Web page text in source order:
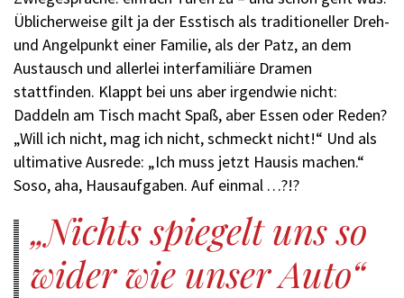
Üblicherweise gilt ja der Esstisch als traditioneller Dreh-
und Angelpunkt einer Familie, als der Patz, an dem
Austausch und allerlei interfamiliäre Dramen
stattfinden. Klappt bei uns aber irgendwie nicht:
Daddeln am Tisch macht Spaß, aber Essen oder Reden?
„Will ich nicht, mag ich nicht, schmeckt nicht!“ Und als
ultimative Ausrede: „Ich muss jetzt Hausis machen.“
Soso, aha, Hausaufgaben. Auf einmal . . .?!?
Nichts spiegelt uns so
wider wie unser Auto